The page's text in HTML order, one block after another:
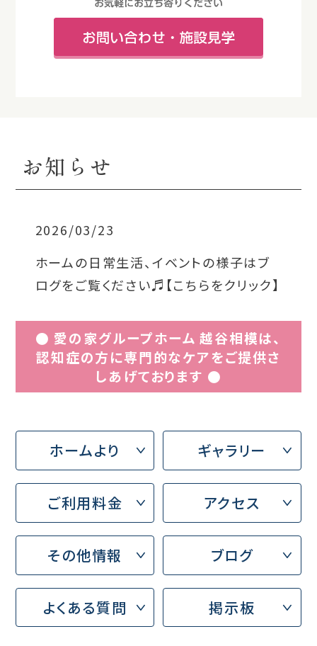
お知らせ
2026/03/23
ホームの日常生活、イベントの様子はブ
ログをご覧ください♬【こちらをクリック】
● 愛の家グループホーム 越谷相模は、
認知症の方に専門的なケアをご提供さ
しあげております ●
ホームより ギャラリー
ご利用料金 アクセス
その他情報 ブログ
よくある質問 掲示板